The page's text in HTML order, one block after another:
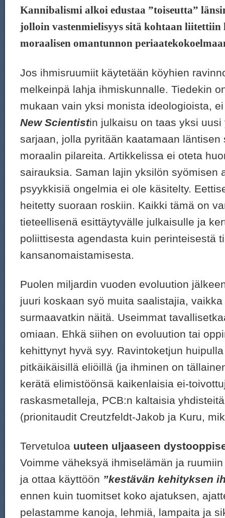
Kannibalismi alkoi edustaa ”toiseutta”
jolloin vastenmielisyys sitä kohtaan liitettiin
moraalisen omantunnon
Jos ihmisruumiit käytetään köyhien
melkeinpä lahja ihmiskunnalle. Tiedekin
mukaan vain yksi monista ideologioista,
New Scientistin julkaisu on taas yksi uusi
sarjaan, jolla pyritään kaatamaan läntisen
moraalin pilareita. Artikkelissa ei oteta
sairauksia. Saman lajin yksilön syömisen
psyykkisiä ongelmia ei ole käsitelty.
heitetty suoraan roskiin. Kaikki tämä on
tieteellisenä esittäytyvälle julkaisulle ja
poliittisesta agendasta kuin perinteisestä
kansanomaistamisesta.
Puolen miljardin vuoden evoluution
juuri koskaan syö muita saalistajia,
surmaavatkin näitä. Useimmat
omiaan. Ehkä siihen on evoluution tai
kehittynyt hyvä syy. Ravintoketjun
pitkäikäisillä eliöillä (ja ihminen on
kerätä elimistöönsä kaikenlaisia ei-
raskasmetalleja, PCB:n kaltaisia
(prionitaudit Creutzfeldt-Jakob ja Kuru,
Tervetuloa uuteen uljaaseen
Voimme väheksyä ihmiselämän ja
ja ottaa käyttöön ”kestävän kehityksen
ennen kuin tuomitset koko ajatuksen,
pelastamme kanoja, lehmiä, lampaita ja